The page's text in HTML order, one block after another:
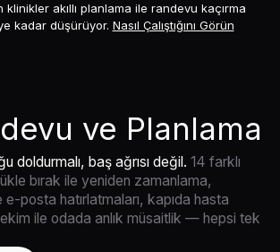
klinikler akıllı planlama ile randevu kaçırma
kadar düşürüyor. Nasıl Çalıştığını Görün
ve Planlama
doldurmalı, baş ağrısı değil. 14 farklı
bırak ile yeniden zamanlama,
posta hatırlatmaları, kapıda hasta
ile odada anlık müsaitlik — hepsi tek